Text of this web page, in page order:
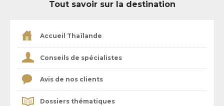
Tout savoir sur la destination
Accueil Thaïlande
Conseils de spécialistes
Avis de nos clients
Dossiers thématiques